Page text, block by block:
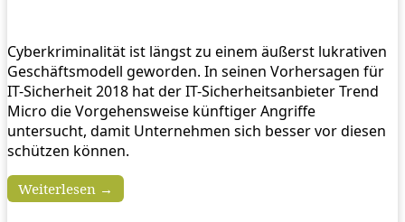
Cyberkriminalität ist längst zu einem äußerst lukrativen
Geschäftsmodell geworden. In seinen Vorhersagen für
IT-Sicherheit 2018 hat der IT-Sicherheitsanbieter Trend
Micro die Vorgehensweise künftiger Angriffe
untersucht, damit Unternehmen sich besser vor diesen
schützen können.
Weiterlesen →